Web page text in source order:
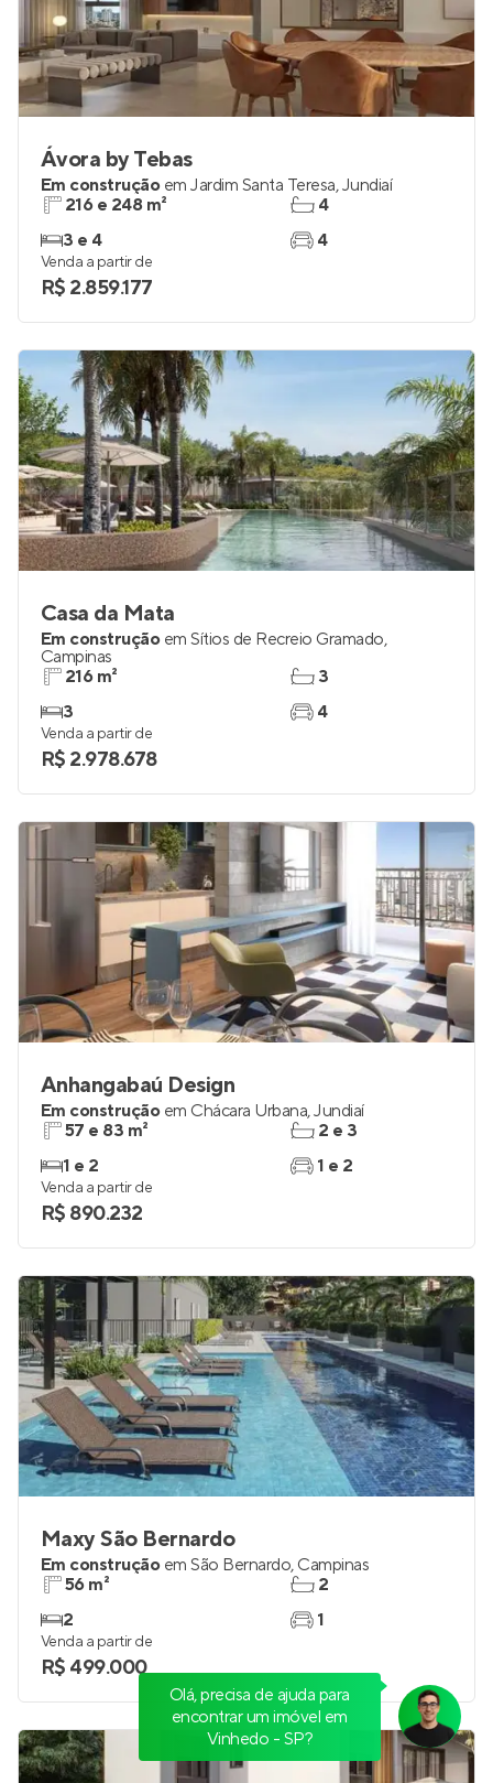
Ávora by Tebas
Em construção em Jardim Santa Teresa,Jundiaí
216 e 248 m²
3 e 4
4
4
Venda a partir de
R$ 2.859.177
Casa da Mata
Em construção em Sítios de Recreio Gramado,
Campinas
216 m²
3
3
4
Venda a partir de
R$ 2.978.678
Anhangabaú Design
Em construção em Chácara Urbana,Jundiaí
57 e 83 m²
1 e 2
2 e 3
1 e 2
Venda a partir de
R$ 890.232
Maxy São Bernardo
Em construção em São Bernardo, Campinas
56 m²
2
2
1
Venda a partir de
R$ 499.000
Olá, precisa de ajuda para
encontrar um imóvel em
Vinhedo - SP?